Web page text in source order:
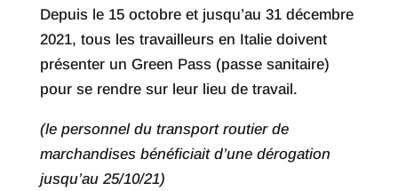
Depuis le 15 octobre et jusqu’au 31 décembre
2021, tous les travailleurs en Italie doivent
présenter un Green Pass (passe sanitaire)
pour se rendre sur leur lieu de travail.
(le personnel du transport routier de
marchandises bénéficiait d’une dérogation
jusqu’au 25/10/21)